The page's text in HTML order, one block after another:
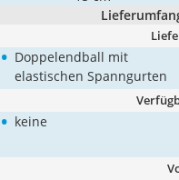
• Doppelendball mit
elastischen Spanngurten
• keine